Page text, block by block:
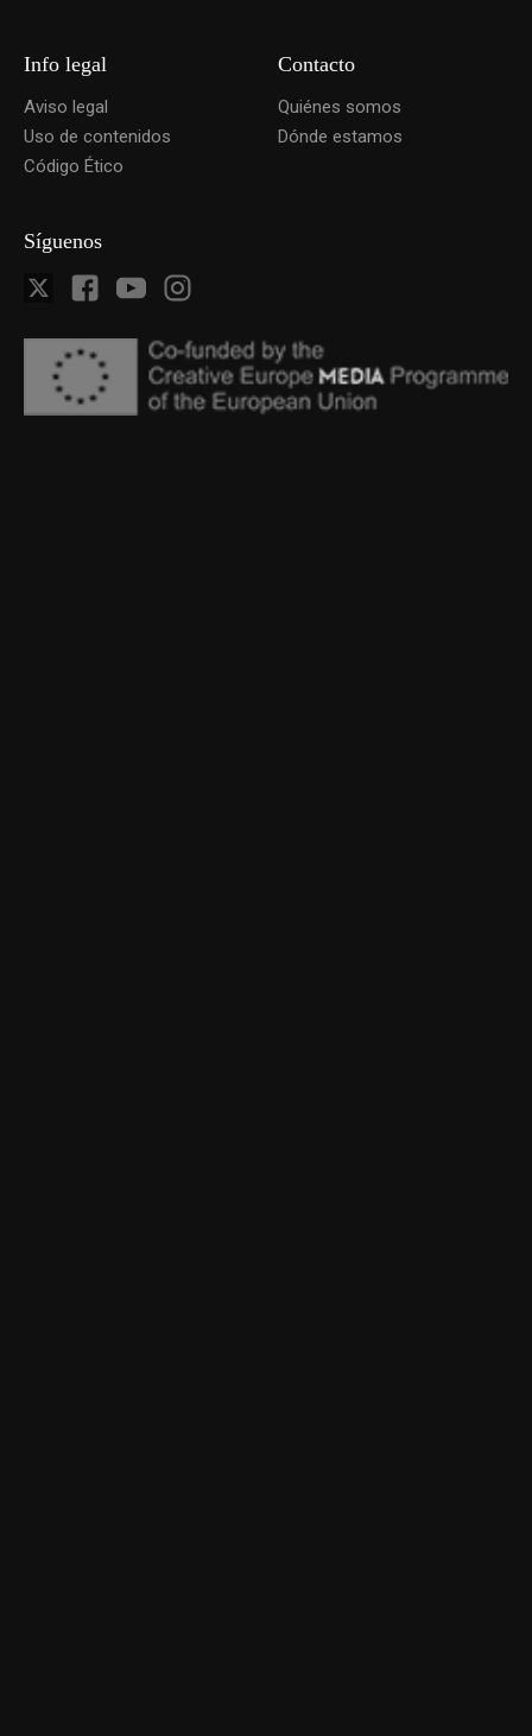
Info legal
Aviso legal
Uso de contenidos
Código Ético
Contacto
Quiénes somos
Dónde estamos
Síguenos